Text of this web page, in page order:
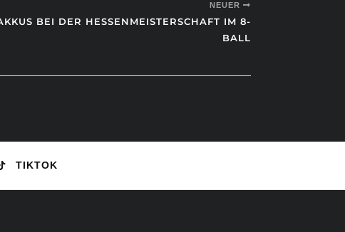
NEUER
BEI DER HESSENMEISTERSCHAFT IM 8-
BALL
TIKTOK